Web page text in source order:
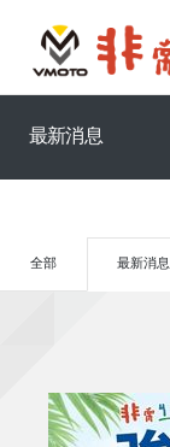
最新消息
全部 最新消息